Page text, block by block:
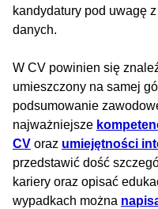
kandydatury pod uwagę
danych.
W CV powinien się
umieszczony na samej
podsumowanie
najważniejsze
CV oraz umiejętności
przedstawić dość
kariery oraz opisać
wypadkach można